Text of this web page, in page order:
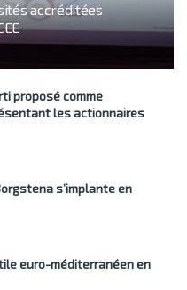
accréditées
proposé comme
les actionnaires
s’implante en
euro-méditerranéen en